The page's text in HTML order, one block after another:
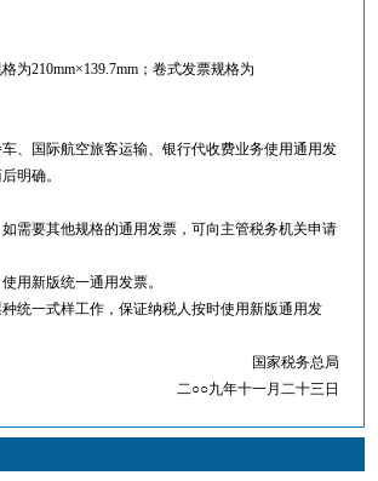
210mm×139.7mm；卷式发票规格为
国际航空旅客运输、银行代收费业务使用通用发
明确。
要其他规格的通用发票，可向主管税务机关申请
用新版统一通用发票。
一式样工作，保证纳税人按时使用新版通用发
国家税务总局
二○○九年十一月二十三日